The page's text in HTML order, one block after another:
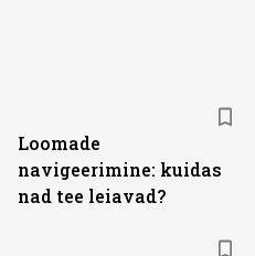
Loomade
navigeerimine: kuidas
nad tee leiavad?